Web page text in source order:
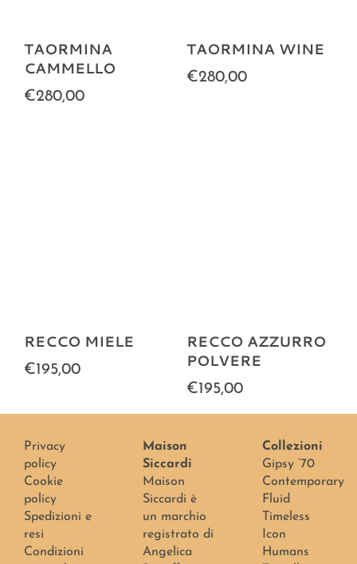
TAORMINA
CAMMELLO
€280,00
TAORMINA WINE
€280,00
RECCO MIELE
€195,00
RECCO AZZURRO
POLVERE
€195,00
Privacy
policy
Cookie
policy
Spedizioni e
resi
Condizioni
Maison
Siccardi
Maison
Siccardi è
un marchio
registrato di
Angelica
Collezioni
Gipsy ’70
Contemporary
Fluid
Timeless
Icon
Humans